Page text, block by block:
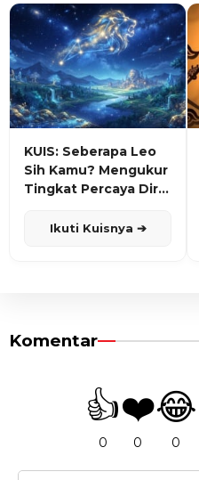
KUIS: Seberapa Leo
Sih Kamu? Mengukur
Tingkat Percaya Diri
Ikuti Kuisnya ➔
Komentar
👍
0
❤️
0
😂
0